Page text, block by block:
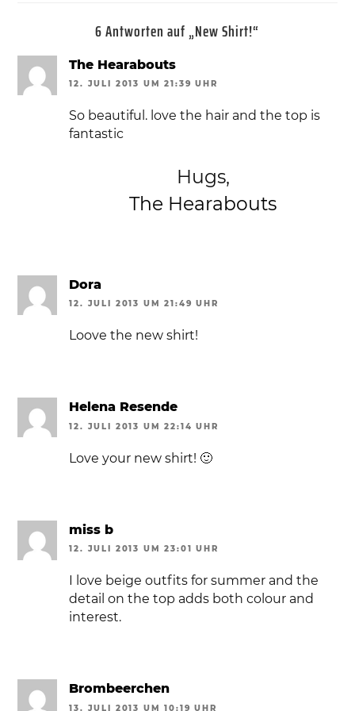
6 Antworten auf „New Shirt!“
The Hearabouts
12. JULI 2013 UM 21:39 UHR
So beautiful. love the hair and the top is
fantastic
Hugs,
The Hearabouts
Dora
12. JULI 2013 UM 21:49 UHR
Loove the new shirt!
Helena Resende
12. JULI 2013 UM 22:14 UHR
Love your new shirt! 🙂
miss b
12. JULI 2013 UM 23:01 UHR
I love beige outfits for summer and the
detail on the top adds both colour and
interest.
Brombeerchen
13. JULI 2013 UM 10:19 UHR